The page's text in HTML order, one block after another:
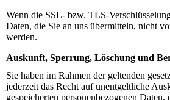
Wenn die SSL- bzw. TLS-
Daten, die Sie an uns übermitteln, nicht
werden.
Auskunft, Sperrung, Löschung und
Sie haben im Rahmen der geltenden
jederzeit das Recht auf unentgeltliche
gespeicherten personenbezogenen